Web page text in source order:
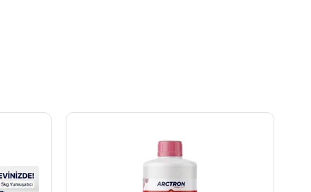
çamaşırlarınızın ilk günkü gibi kalmasını
GR
ürününü sepetinize ekleyin ve farkı kendiniz